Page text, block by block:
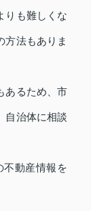
りも難しくな
方法もありま
あるため、市
自治体に相談
不動産情報を